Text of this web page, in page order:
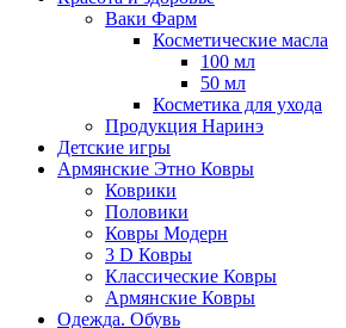
Ваки Фарм
Косметические масла
100 мл
50 мл
Косметика для ухода
Продукция Наринэ
Детские игры
Армянские Этно Ковры
Коврики
Половики
Ковры Модерн
3 D Ковры
Классические Ковры
Армянские Ковры
Одежда. Обувь